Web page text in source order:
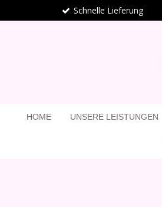
Schnelle Lieferung
HOME UNSERE LEISTUNGEN